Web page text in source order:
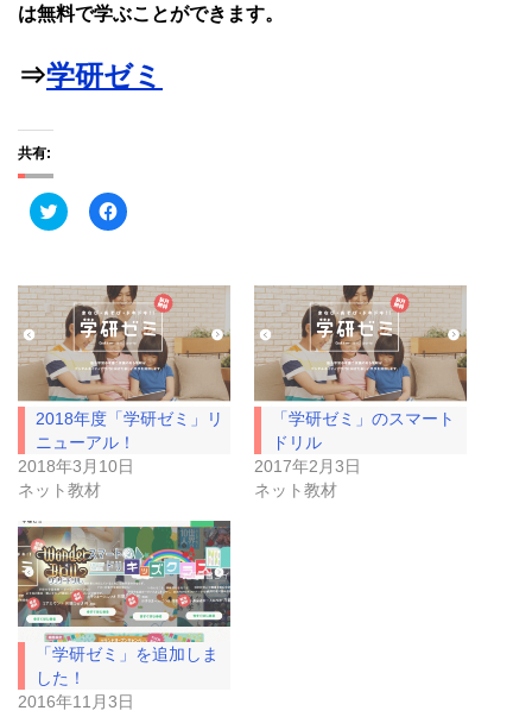
は無料で学ぶことができます。
⇒学研ゼミ
共有:
ク
リ
て
T
w
i
t
t
e
r
で
共
有
(
新
し
い
ィ
ン
ド
ウ
で
開
き
ま
す
)
F
a
o
o
k
で
共
有
す
る
に
は
ク
リ
ッ
く
だ
さ
い
(
新
し
い
ウ
ド
2018年度「学研ゼミ」リ
ニューアル！
2018年3月10日
ネット教材
「学研ゼミ」のスマート
ドリル
2017年2月3日
ネット教材
「学研ゼミ」を追加しま
した！
2016年11月3日